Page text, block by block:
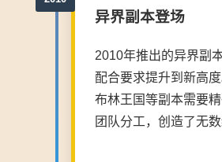
异界副本登场
2010年推出的异界副
配合要求提升到新高
布林王国等副本需要
团队分工，创造了无数